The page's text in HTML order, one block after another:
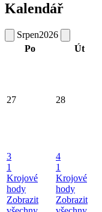
Kalendář
Srpen2026
Po
Út
27 28
3
1
Krojové
hody
Zobrazit
4
1
Krojové
hody
Zobrazit